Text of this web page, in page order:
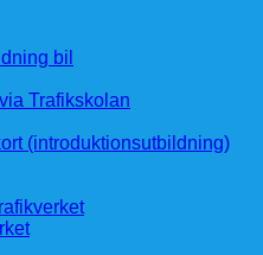
bil
Trafikskolan
(introduktionsutbildning)